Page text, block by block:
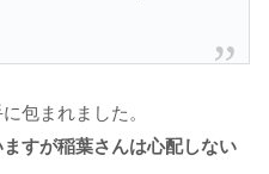
包まれました。
すが稲葉さんは心配しない